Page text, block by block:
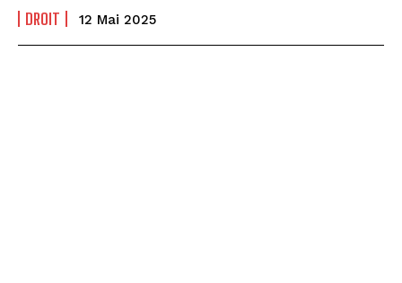
DROIT 12 Mai 2025